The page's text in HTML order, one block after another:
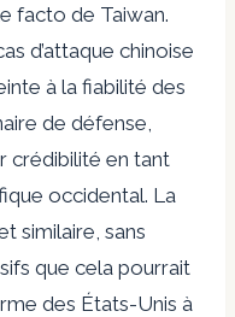
facto de Taiwan.
d’attaque chinoise
à la fiabilité des
de défense,
crédibilité en tant
occidental. La
similaire, sans
que cela pourrait
des États-Unis à